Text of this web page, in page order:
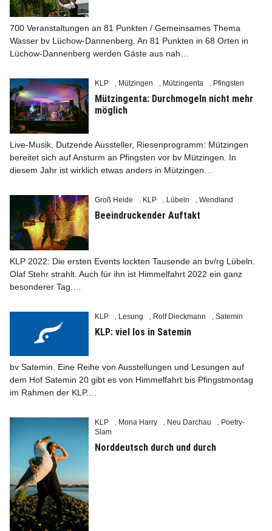
700 Veranstaltungen an 81 Punkten / Gemeinsames Thema
Wasser bv Lüchow-Dannenberg. An 81 Punkten in 68 Orten in
Lüchow-Dannenberg werden Gäste aus nah…
KLP Mützingen Mützingenta Pfingsten
Mützingenta: Durchmogeln nicht mehr
möglich
Live-Musik, Dutzende Aussteller, Riesenprogramm: Mützingen
bereitet sich auf Ansturm an Pfingsten vor bv Mützingen. In
diesem Jahr ist wirklich etwas anders in Mützingen…
Groß Heide KLP Lübeln ,Wendland
Beeindruckender Auftakt
KLP 2022: Die ersten Events lockten Tausende an bv/rg Lübeln.
Olaf Stehr strahlt. Auch für ihn ist Himmelfahrt 2022 ein ganz
besonderer Tag.…
KLP Lesung Rolf Dieckmann ,Satemin
KLP: viel los in Satemin
bv Satemin. Eine Reihe von Ausstellungen und Lesungen auf
dem Hof Satemin 20 gibt es von Himmelfahrt bis Pfingstmontag
im Rahmen der KLP.…
KLP Mona Harry Neu Darchau
Poetry-
Slam
Norddeutsch durch und durch